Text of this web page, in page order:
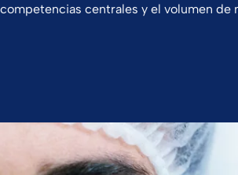
competencias centrales y el volumen de